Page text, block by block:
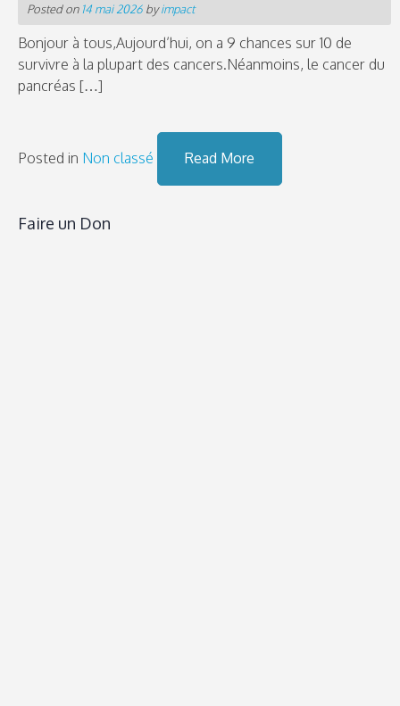
Posted on 14 mai 2026 byimpact
Bonjour à tous,Aujourd’hui, on a 9 chances sur 10 de
survivre à la plupart des cancers.Néanmoins, le cancer du
pancréas […]
Posted in Non classé Read More
Faire un Don